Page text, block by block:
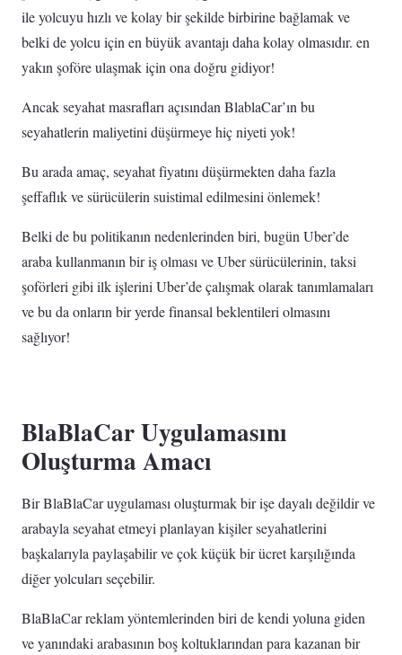
ile yolcuyu hızlı ve kolay bir şekilde birbirine bağlamak ve
belki de yolcu için en büyük avantajı daha kolay olmasıdır. en
yakın şoföre ulaşmak için ona doğru gidiyor!
Ancak seyahat masrafları açısından BlablaCar’ın bu
seyahatlerin maliyetini düşürmeye hiç niyeti yok!
Bu arada amaç, seyahat fiyatını düşürmekten daha fazla
şeffaflık ve sürücülerin suistimal edilmesini önlemek!
Belki de bu politikanın nedenlerinden biri, bugün Uber’de
araba kullanmanın bir iş olması ve Uber sürücülerinin, taksi
şoförleri gibi ilk işlerini Uber’de çalışmak olarak tanımlamaları
ve bu da onların bir yerde finansal beklentileri olmasını
sağlıyor!
BlaBlaCar Uygulamasını
Oluşturma Amacı
Bir BlaBlaCar uygulaması oluşturmak bir işe dayalı değildir ve
arabayla seyahat etmeyi planlayan kişiler seyahatlerini
başkalarıyla paylaşabilir ve çok küçük bir ücret karşılığında
diğer yolcuları seçebilir.
BlaBlaCar reklam yöntemlerinden biri de kendi yoluna giden
ve yanındaki arabasının boş koltuklarından para kazanan bir